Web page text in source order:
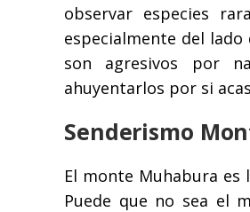
observar especies
especialmente del
son agresivos por
ahuyentarlos por si
Senderismo
El monte Muhabura es
Puede que no sea el